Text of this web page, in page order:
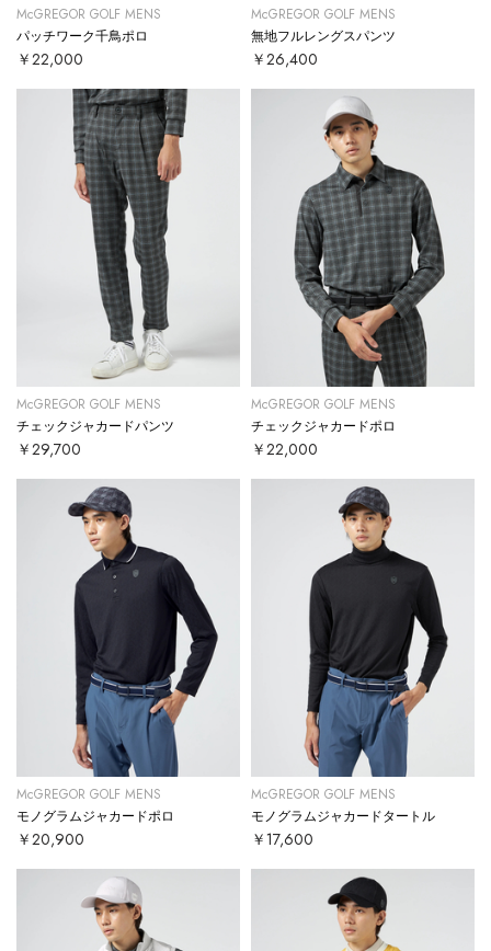
McGREGOR GOLF MENS
パッチワーク千鳥ポロ
￥22,000
McGREGOR GOLF MENS
無地フルレングスパンツ
￥26,400
McGREGOR GOLF MENS
チェックジャカードパンツ
￥29,700
McGREGOR GOLF MENS
チェックジャカードポロ
￥22,000
McGREGOR GOLF MENS
モノグラムジャカードポロ
￥20,900
McGREGOR GOLF MENS
モノグラムジャカードタートル
￥17,600